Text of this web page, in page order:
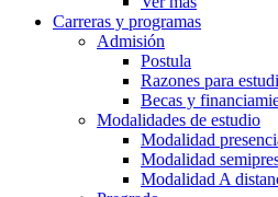
Carreras y programas
Admisión
Postula
Razones para
Becas y
Modalidades de estudio
Modalidad
Modalidad
Modalidad A